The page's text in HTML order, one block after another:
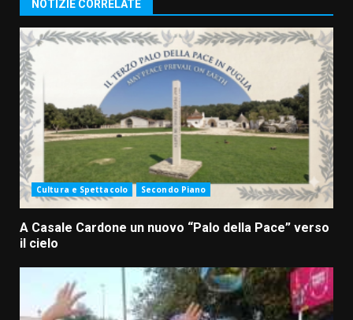
NOTIZIE CORRELATE
Cultura e Spettacolo Secondo Piano
A Casale Cardone un nuovo “Palo della Pace” verso
il cielo